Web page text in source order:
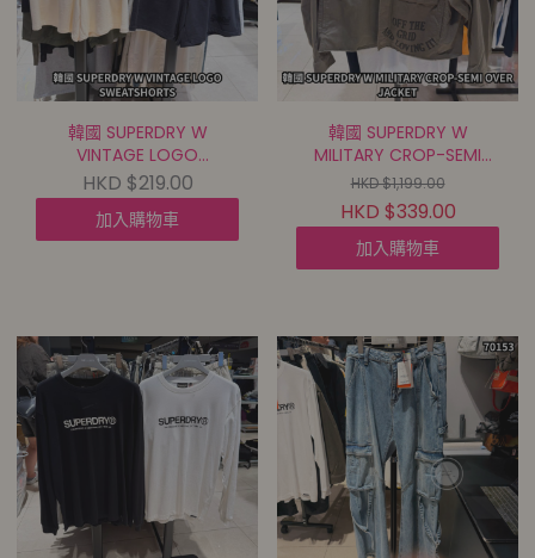
韓國 SUPERDRY W
VINTAGE LOGO
SWEATSHORTS(SDFLTCP
01)【5件包郵 | 6/8截單 |
預計9月初至中到貨 |
20260801A(70157.)】
HKD $219.00
加入購物車
韓國 SUPERDRY W
MILITARY CROP-SEMI
OVER
JACKET(SDFJWDO04)
【5件包郵 | 6/8截單 | 預計
9月初至中到貨 |
20260801A(70155.)】
HKD $1,199.00
HKD $339.00
加入購物車